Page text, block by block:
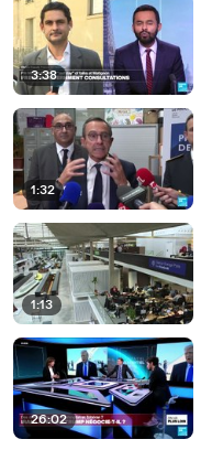
3:38
1:32
1:13
26:02